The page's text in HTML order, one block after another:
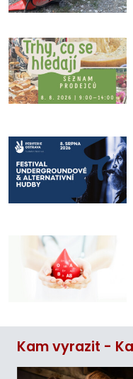
Kam vyrazit -